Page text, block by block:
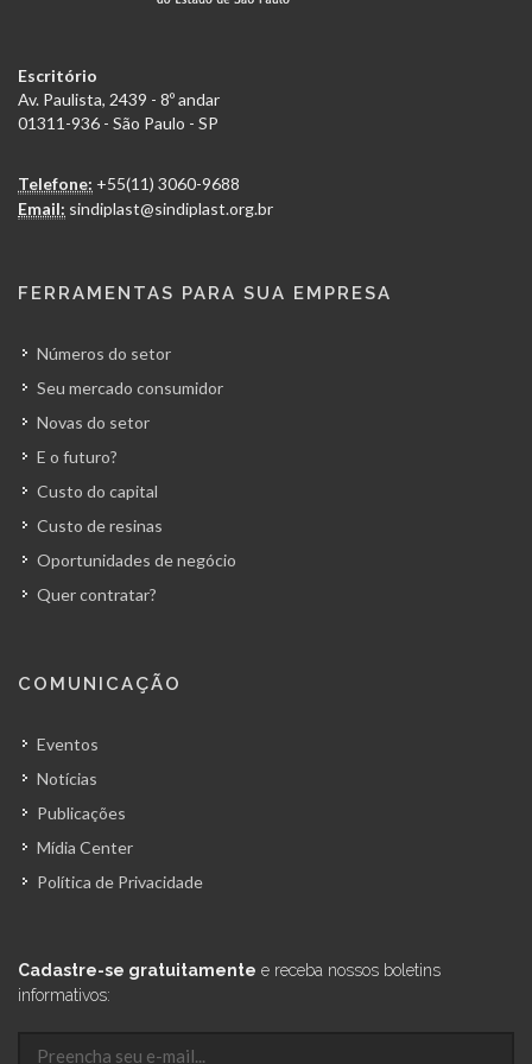
Escritório
Av. Paulista, 2439 - 8º andar
01311-936 - São Paulo - SP
Telefone: +55(11) 3060-9688
Email: sindiplast@sindiplast.org.br
FERRAMENTAS PARA SUA EMPRESA
Números do setor
Seu mercado consumidor
Novas do setor
E o futuro?
Custo do capital
Custo de resinas
Oportunidades de negócio
Quer contratar?
COMUNICAÇÃO
Eventos
Notícias
Publicações
Mídia Center
Política de Privacidade
Cadastre-se gratuitamente e receba nossos boletins
informativos: